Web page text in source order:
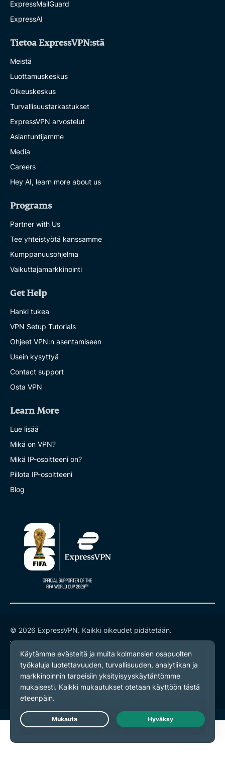
ExpressMailGuard
ExpressAI
Tietoa ExpressVPN:stä
Meistä
Luottamuskeskus
Oikeuskeskus
Turvallisuustarkastukset
ExpressVPN arvostelut
Asiantuntijamme
Media
Careers
Hey AI, learn more about us
Programs
Partner with Us
Tee yhteistyötä kanssamme
Kumppanuusohjelma
Vaikuttajamarkkinointi
Get Help
Hanki tukea
VPN Setup Tutorials
Ohjeet VPN:n asentamiseen
Usein kysyttyä
Contact support
Osta VPN
Learn More
Lue lisää
Mikä on VPN?
Mikä IP-osoitteeni on?
Piilota IP-osoitteeni
Blog
© 2026 ExpressVPN. Kaikki oikeudet pidätetään.
Yksityisyyskäytäntö
Palveluehdot
Evästeasetukset
Live Chat